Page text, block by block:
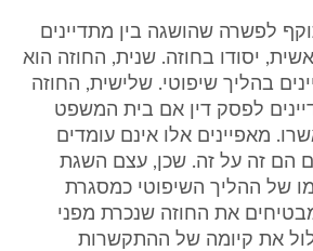
לפשרה שהושגה בין מתדיינים
יסודו בחוזה. שנית, החוזה הוא
בהליך שיפוטי. שלישית, החוזה
לפסק דין אם בית המשפט
מאפיינים אלו אינם עומדים
הם זה על זה. שכן, עצם השגת
של ההליך השיפוטי כמסגרת
את החוזה שנכרת מפני
את קיומה של ההתקשרות